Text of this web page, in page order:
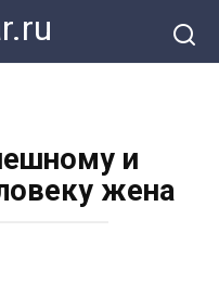
и
жена